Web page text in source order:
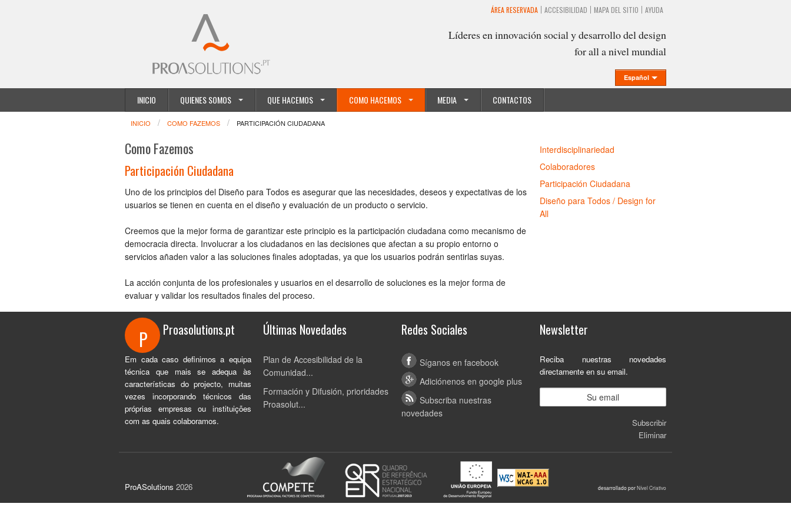
ÁREA RESERVADA ACCESIBILIDAD MAPA DEL SITIO AYUDA
Líderes en innovación social y desarrollo del design
for all a nivel mundial
Español
INICIO QUIENES SOMOS QUE HACEMOS COMO HACEMOS MEDIA CONTACTOS
INICIO COMO FAZEMOS PARTICIPACIÓN CIUDADANA
Como Fazemos
Participación Ciudadana
Uno de los principios del Diseño para Todos es asegurar que las necesidades, deseos y expectativas de los
usuarios se tienen en cuenta en el diseño y evaluación de un producto o servicio.
Creemos que la mejor forma de garantizar este principio es la participación ciudadana como mecanismo de
democracia directa. Involucrar a los ciudadanos en las decisiones que afectan a su propio entorno o
servicios añaden valor a las soluciones finales adoptadas, ya que los usuarios podrán sentirlas suyas.
La acción conjunta de los profesionales y usuarios en el desarrollo de soluciones es la mejor forma de
evaluar y validar los resultados finales del proceso.
Interdisciplinariedad
Colaboradores
Participación Ciudadana
Diseño para Todos / Design for
All
P Proasolutions.pt
Em cada caso definimos a equipa
técnica que mais se adequa às
características do projecto, muitas
vezes incorporando técnicos das
próprias empresas ou instituições
com as quais colaboramos.
Últimas Novedades
Plan de Accesibilidad de la
Comunidad...
Formación y Difusión, prioridades
Proasolut...
Redes Sociales
Síganos en facebook
Adiciónenos en google plus
Subscriba nuestras
novedades
Newsletter
Reciba nuestras novedades
directamente en su email.
Subscribir
Eliminar
ProASolutions 2026 desarrollado porNível Criativo